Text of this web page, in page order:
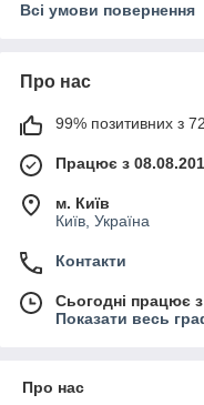
Всі умови повернення
Про нас
99% позитивних з 72
Працює з
м. Київ
Київ, Україна
Контакти
Сьогодні працює
Показати весь
Про нас